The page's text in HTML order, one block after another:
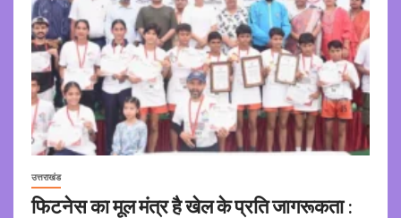
उत्तराखंड
फिटनेस का मूल मंत्र है खेल के प्रति जागरूकता :